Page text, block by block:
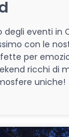
degli eventi in
con le
per
ricchi di
uniche!